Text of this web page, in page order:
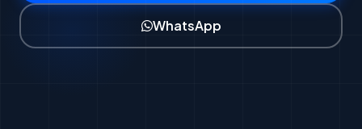
WhatsApp